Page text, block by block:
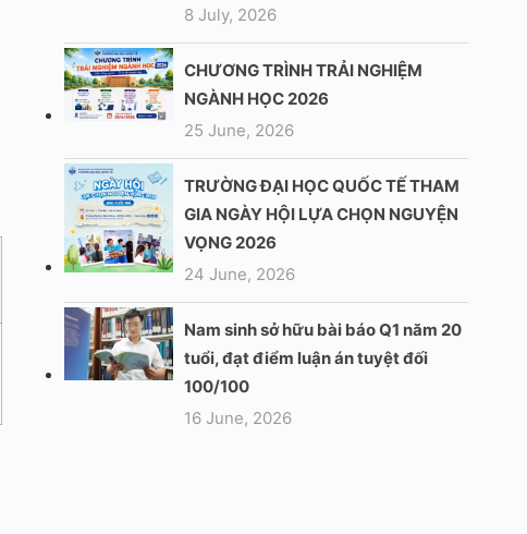
8 July, 2026
CHƯƠNG TRÌNH TRẢI NGHIỆM
NGÀNH HỌC 2026
25 June, 2026
TRƯỜNG ĐẠI HỌC QUỐC TẾ THAM
GIA NGÀY HỘI LỰA CHỌN NGUYỆN
VỌNG 2026
24 June, 2026
Nam sinh sở hữu bài báo Q1 năm 20
tuổi, đạt điểm luận án tuyệt đối
100/100
16 June, 2026